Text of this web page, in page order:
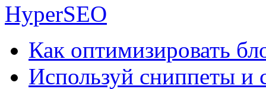
HyperSEO
Как оптимизировать
Используй сниппеты и